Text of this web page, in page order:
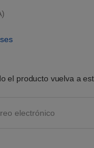
el producto vuelva a